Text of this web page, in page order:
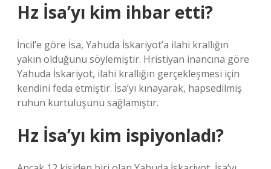
Hz İsa’yı kim ihbar etti?
İncil’e göre İsa, Yahuda İskariyot’a ilahi krallığın
yakın olduğunu söylemiştir. Hristiyan inancına göre
Yahuda İskariyot, ilahi krallığın gerçekleşmesi için
kendini feda etmiştir. İsa’yı kınayarak, hapsedilmiş
ruhun kurtuluşunu sağlamıştır.
Hz İsa’yı kim ispiyonladı?